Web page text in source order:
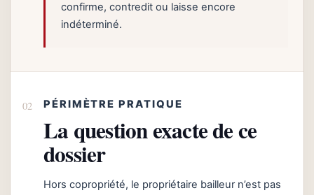
confirme, contredit ou laisse encore
indéterminé.
PÉRIMÈTRE PRATIQUE
La question exacte de ce
dossier
Hors copropriété, le propriétaire bailleur n’est pas